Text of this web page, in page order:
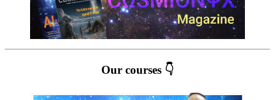
Our courses 👇